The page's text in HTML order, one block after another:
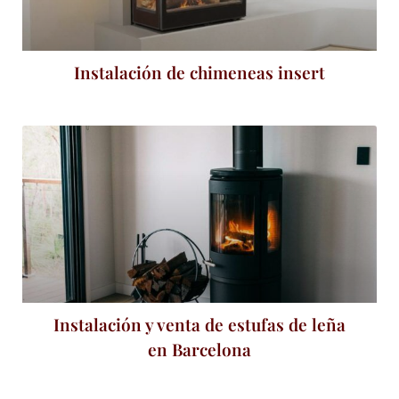
Instalación de chimeneas insert
Instalación y venta de estufas de leña
en Barcelona